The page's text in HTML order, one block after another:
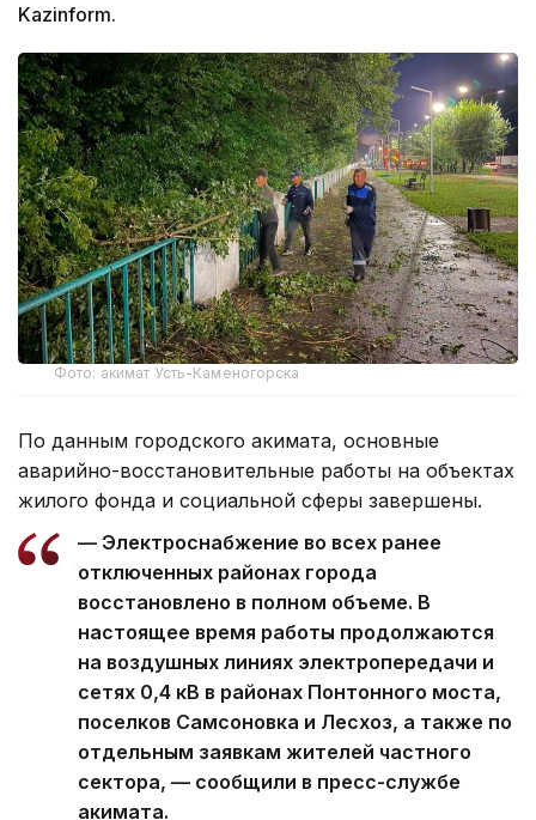
Kazinform.
Фото: акимат Усть-Каменогорска
По данным городского акимата, основные
аварийно-восстановительные работы на объектах
жилого фонда и социальной сферы завершены.
— Электроснабжение во всех ранее
отключенных районах города
восстановлено в полном объеме. В
настоящее время работы продолжаются
на воздушных линиях электропередачи и
сетях 0,4 кВ в районах Понтонного моста,
поселков Самсоновка и Лесхоз, а также по
отдельным заявкам жителей частного
сектора, — сообщили в пресс-службе
акимата.